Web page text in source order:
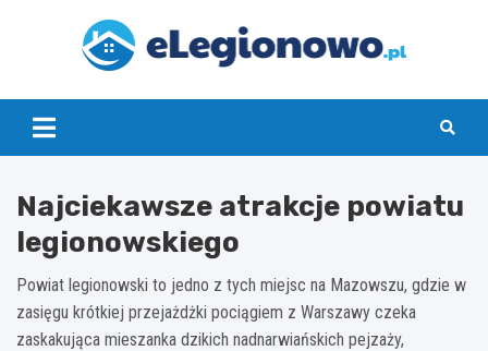
eLegionowo.pl
Najciekawsze atrakcje powiatu
legionowskiego
Powiat legionowski to jedno z tych miejsc na Mazowszu, gdzie w
zasięgu krótkiej przejażdżki pociągiem z Warszawy czeka
zaskakująca mieszanka dzikich nadnarwiańskich pejzaży,